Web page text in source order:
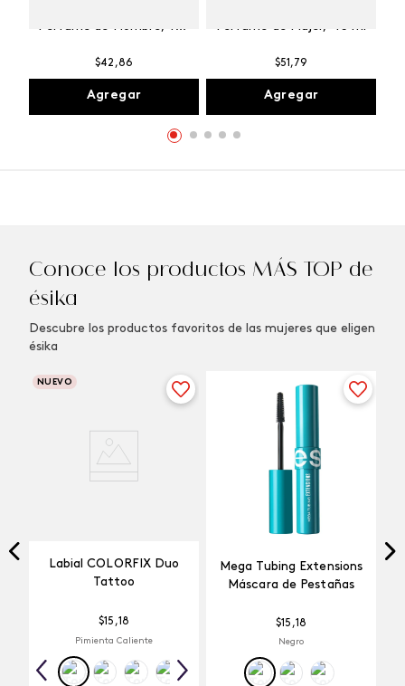
Perfume de Hombre, 100
$42 ,86
Agregar
Perfume de Mujer, 45 ml
$51 ,79
Agregar
Conoce los productos MÁS TOP de
ésika
Descubre los productos favoritos de las mujeres que eligen
ésika
NUEVO
Labial COLORFIX Duo
Tattoo
$15 ,18
Pimienta Caliente
Mega Tubing Extensions
Máscara de Pestañas
$15 ,18
Negro